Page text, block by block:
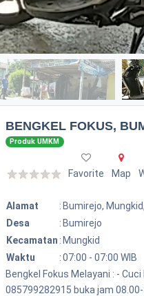
BENGKEL FOKUS,
Produk UMKM
Favorite Map
Alamat : Bumirejo,
Desa
: Bumirejo
Kecamatan : Mungkid
Waktu
:07:00 - 07:00 WIB
Bengkel Fokus Melayani : -
085799282915 buka jam